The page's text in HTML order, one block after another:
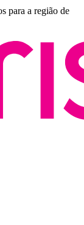
para a região de